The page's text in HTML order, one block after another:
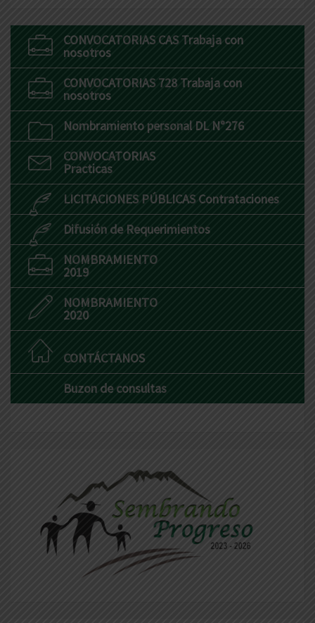
CONVOCATORIAS CAS Trabaja con
nosotros
CONVOCATORIAS 728 Trabaja con
nosotros
Nombramiento personal DL N°276
CONVOCATORIAS
Practicas
LICITACIONES PÚBLICAS Contrataciones
Difusión de Requerimientos
NOMBRAMIENTO
2019
NOMBRAMIENTO
2020
CONTÁCTANOS
Buzon de consultas